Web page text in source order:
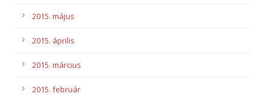
2015. május
2015. április
2015. március
2015. február